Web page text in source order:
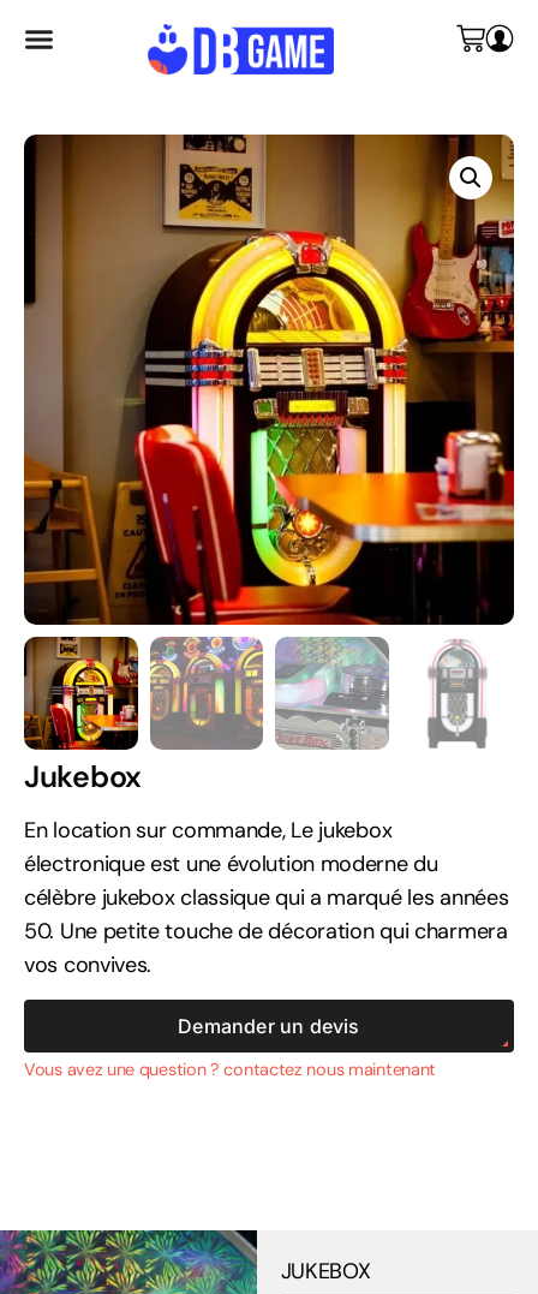
Jukebox
En location sur commande, Le jukebox
électronique est une évolution moderne du
célèbre jukebox classique qui a marqué les années
50. Une petite touche de décoration qui charmera
vos convives.
Demander un devis
Vous avez une question ? contactez nous maintenant
JUKEBOX